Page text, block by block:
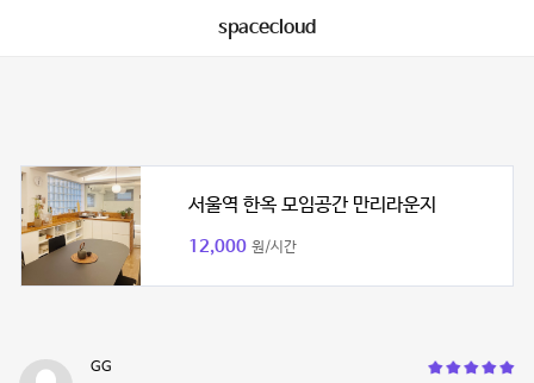
spacecloud
서울역 한옥 모임공간 만리라운지
12,000 원/시간
GG